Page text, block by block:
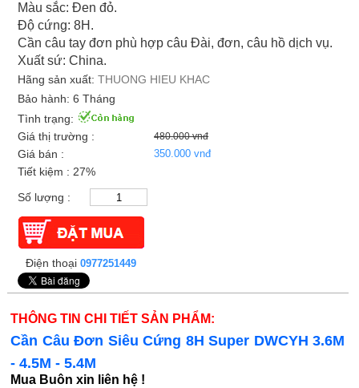
Màu sắc: Đen đỏ.
Độ cứng: 8H.
Cần câu tay đơn phù hợp câu Đài, đơn, câu hồ dịch vụ.
Xuất sứ: China.
Hãng sản xuất:THUONG HIEU KHAC
Bảo hành: 6 Tháng
Tình trạng:
Giá thị trường :
480.000 vnđ
Giá bán : 350.000 vnđ
Tiết kiệm : 27%
Số lượng :
Điện thoại 0977251449
THÔNG TIN CHI TIẾT SẢN PHẨM:
Cần Câu Đơn Siêu Cứng 8H Super DWCYH 3.6M
- 4.5M - 5.4M
Mua Buôn xin liên hệ !